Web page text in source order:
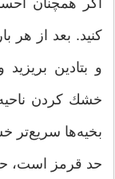
كنید. بعد از هر
و بتادین
خشك كردن ناحیه
بخیه‌ها سریع‌تر
حد قرمز است،